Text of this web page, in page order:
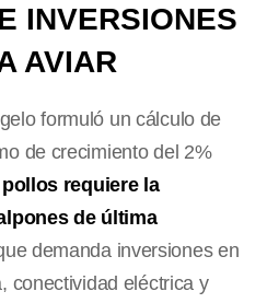
INVERSIONES
AVIAR
formuló un cálculo de
de crecimiento del 2%
requiere la
de última
demanda inversiones en
conectividad eléctrica y